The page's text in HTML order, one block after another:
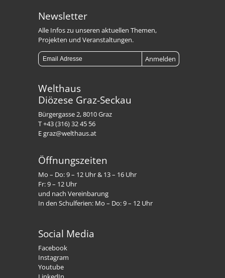
Newsletter
Alle Infos zu unseren aktuellen Themen,
Projekten und Veranstaltungen.
Welthaus
Diözese Graz-Seckau
Bürgergasse 2, 8010 Graz
T +43 (316) 32 45 56
E graz@welthaus.at
Öffnungszeiten
Mo – Do: 9 – 12 Uhr & 13 – 16 Uhr
Fr: 9 – 12 Uhr
und nach Vereinbarung
In den Schulferien: Mo – Do: 9 – 12 Uhr
Social Media
Facebook
Instagram
Youtube